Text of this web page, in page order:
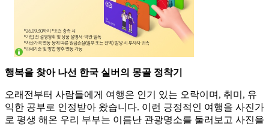
행복을 찾아 나선 한국 실버의 몽골 정착기
오래전부터 사람들에게 여행은 인기 있는 오락이며, 취미, 유
익한 공부로 인정받아 왔습니다. 이런 긍정적인 여행을 사진가
로 평생 해온 우리 부부는 이름난 관광명소를 둘러보고 사진을